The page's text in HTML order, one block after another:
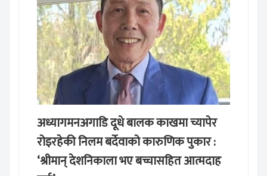
अध्यागमनअगाडि दूधे बालक काखमा च्यापेर
रोइरहेकी निलम बर्देवाको कारुणिक पुकार :
‘श्रीमान् देशनिकाला भए बच्चासहित आत्मदाह